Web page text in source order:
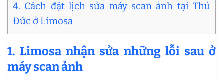
4. Cách đặt lịch sửa máy scan ảnh tại Thủ
Đức ở Limosa
1. Limosa nhận sửa những lỗi sau ở
máy scan ảnh